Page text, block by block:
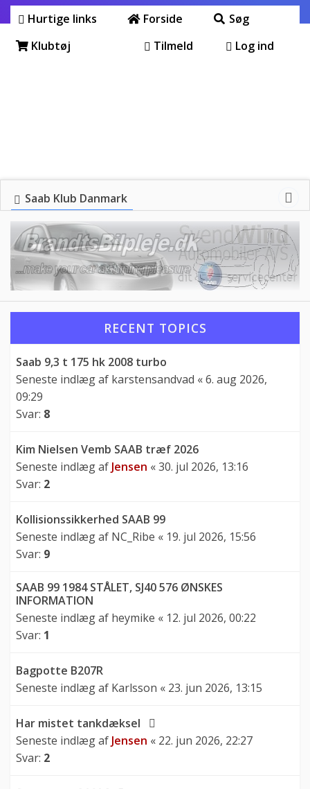
Hurtige links Forside
Søg
Klubtøj
Log ind
Tilmeld
Saab Klub Danmark
RECENT TOPICS
Saab 9,3 t 175 hk 2008 turbo
Seneste indlæg af karstensandvad «6. aug 2026,
09:29
Svar: 8
Kim Nielsen Vemb SAAB træf 2026
Seneste indlæg af Jensen «30. jul 2026, 13:16
Svar: 2
Kollisionssikkerhed SAAB 99
Seneste indlæg af NC_Ribe « 19. jul 2026, 15:56
Svar: 9
SAAB 99 1984 STÅLET, SJ40 576 ØNSKES
INFORMATION
Seneste indlæg af heymike « 12. jul 2026, 00:22
Svar: 1
Bagpotte B207R
Seneste indlæg af Karlsson « 23. jun 2026, 13:15
Har mistet tankdæksel
Seneste indlæg af Jensen « 22. jun 2026, 22:27
Svar: 2